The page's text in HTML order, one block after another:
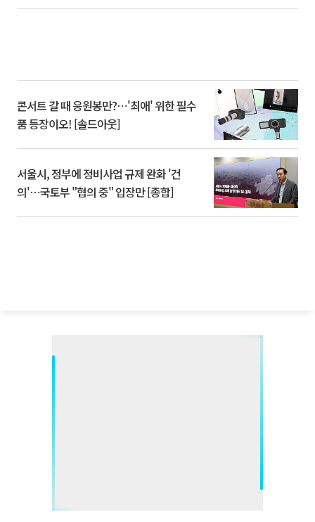
콘서트 갈 때 응원봉만?⋯'최애' 위한 필수
품 등장이오! [솔드아웃]
서울시, 정부에 정비사업 규제 완화 '건
의'⋯국토부 "협의 중" 입장만 [종합]